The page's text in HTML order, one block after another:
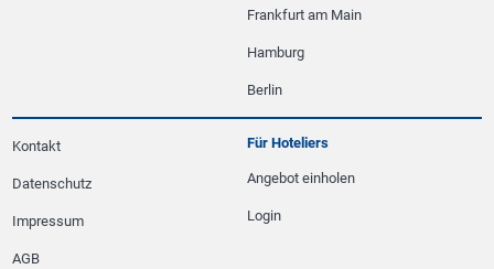
Frankfurt am Main
Hamburg
Berlin
Kontakt
Datenschutz
Impressum
AGB
Für Hoteliers
Angebot einholen
Login